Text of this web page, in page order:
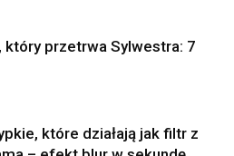
który przetrwa Sylwestra: 7
które działają jak filtr z